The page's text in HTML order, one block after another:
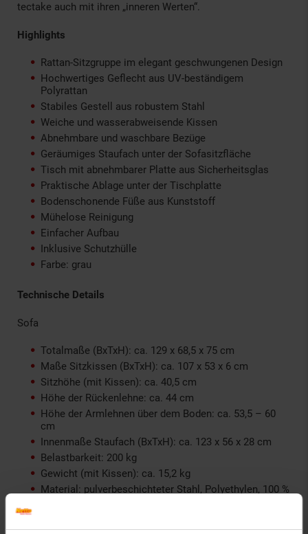
tectake auch mit ihren „inneren Werten“.
Highlights
Rattan-Sitzgruppe im elegant geschwungenen Design
Hochwertiges Geflecht aus UV-beständigem
Polyrattan
Stabiles Gestell aus robustem Stahl
Weiche und wasserabweisende Kissen
Abnehmbare und waschbare Bezüge
Geräumiges Staufach unter der Sofasitzfläche
Tisch mit abnehmbarer Platte aus Sicherheitsglas
Praktische Ablage unter der Tischplatte
Bodenschonende Füße aus Kunststoff
Mühelose Reinigung
Einfacher Aufbau
Inklusive Schutzhülle
Farbe: grau
Technische Details
Sofa
Totalmaße (BxTxH): ca. 129 x 68,5 x 75 cm
Maße Sitzkissen (BxTxH): ca. 107 x 53 x 6 cm
Sitzhöhe (mit Kissen): ca. 40,5 cm
Höhe der Rückenlehne: ca. 44 cm
Höhe der Armlehnen über dem Boden: ca. 53,5 – 60
cm
Innenmaße Staufach (BxTxH): ca. 123 x 56 x 28 cm
Belastbarkeit: 200 kg
Gewicht (mit Kissen): ca. 15,2 kg
Material: pulverbeschichteter Stahl, Polyethylen, 100 %